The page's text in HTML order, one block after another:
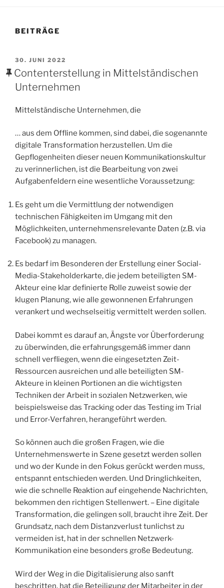
BEITRÄGE
VERÖFFENTLICHT
AM
30. JUNI 2022
Contenterstellung in Mittelständischen
Unternehmen
Mittelständische Unternehmen, die
… aus dem Offline kommen, sind dabei, die sogenannte
digitale Transformation herzustellen. Um die
Gepflogenheiten dieser neuen Kommunikationskultur
zu verinnerlichen, ist die Bearbeitung von zwei
Aufgabenfeldern eine wesentliche Voraussetzung:
Es geht um die Vermittlung der notwendigen
technischen Fähigkeiten im Umgang mit den
Möglichkeiten, unternehmensrelevante Daten (z.B. via
Facebook) zu managen.
Es bedarf im Besonderen der Erstellung einer Social-
Media-Stakeholderkarte, die jedem beteiligten SM-
Akteur eine klar definierte Rolle zuweist sowie der
klugen Planung, wie alle gewonnenen Erfahrungen
verankert und wechselseitig vermittelt werden sollen.
Dabei kommt es darauf an, Ängste vor Überforderung
zu überwinden, die erfahrungsgemäß immer dann
schnell verfliegen, wenn die eingesetzten Zeit-
Ressourcen ausreichen und alle beteiligten SM-
Akteure in kleinen Portionen an die wichtigsten
Techniken der Arbeit in sozialen Netzwerken, wie
beispielsweise das Tracking oder das Testing im Trial
und Error-Verfahren, herangeführt werden.
So können auch die großen Fragen, wie die
Unternehmenswerte in Szene gesetzt werden sollen
und wo der Kunde in den Fokus gerückt werden muss,
entspannt entschieden werden. Und Dringlichkeiten,
wie die schnelle Reaktion auf eingehende Nachrichten,
bekommen den richtigen Stellenwert. – Eine digitale
Transformation, die gelingen soll, braucht ihre Zeit. Der
Grundsatz, nach dem Distanzverlust tunlichst zu
vermeiden ist, hat in der schnellen Netzwerk-
Kommunikation eine besonders große Bedeutung.
Wird der Weg in die Digitalisierung also sanft
beschritten, hat die Beteiligung der Mitarbeiter in der